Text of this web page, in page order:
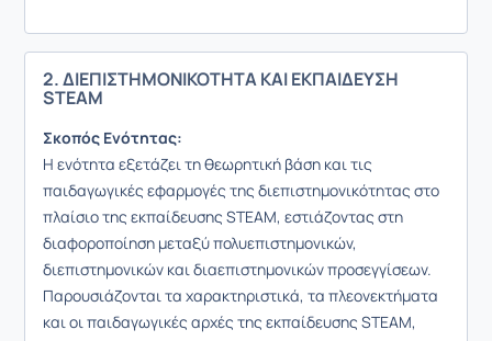
2. ΔΙΕΠΙΣΤΗΜΟΝΙΚΟΤΗΤΑ ΚΑΙ ΕΚΠΑΙΔΕΥΣΗ
STEAM
Σκοπός Ενότητας:
Η ενότητα εξετάζει τη θεωρητική βάση και τις
παιδαγωγικές εφαρμογές της διεπιστημονικότητας στο
πλαίσιο της εκπαίδευσης STEAM, εστιάζοντας στη
διαφοροποίηση μεταξύ πολυεπιστημονικών,
διεπιστημονικών και διαεπιστημονικών προσεγγίσεων.
Παρουσιάζονται τα χαρακτηριστικά, τα πλεονεκτήματα
και οι παιδαγωγικές αρχές της εκπαίδευσης STEAM,